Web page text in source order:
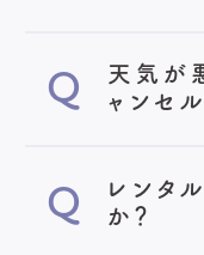
天気が
ャンセ
レンタ
か？